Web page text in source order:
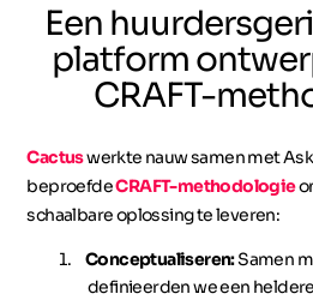
Een
platform
CRAFT-
Cactuswerkte nauw samen met
beproefdeCRAFT-methodologie
schaalbare oplossing te leveren:
Conceptualiseren:Samen
definieerden we een